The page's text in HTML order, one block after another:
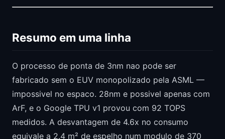
Resumo em uma linha
O processo de ponta de 3nm nao pode ser
fabricado sem o EUV monopolizado pela ASML —
impossivel no espaco. 28nm e possivel apenas com
ArF, e o Google TPU v1 provou com 92 TOPS
medidos. A desvantagem de 4.6x no consumo
equivale a 2.4 m² de espelho num modulo de 370